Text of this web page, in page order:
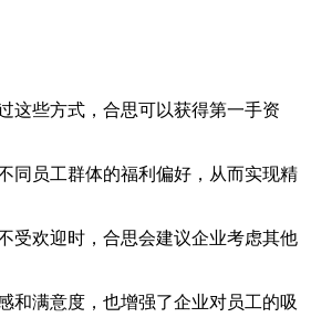
这些方式，合思可以获得第一手资
同员工群体的福利偏好，从而实现精
受欢迎时，合思会建议企业考虑其他
和满意度，也增强了企业对员工的吸